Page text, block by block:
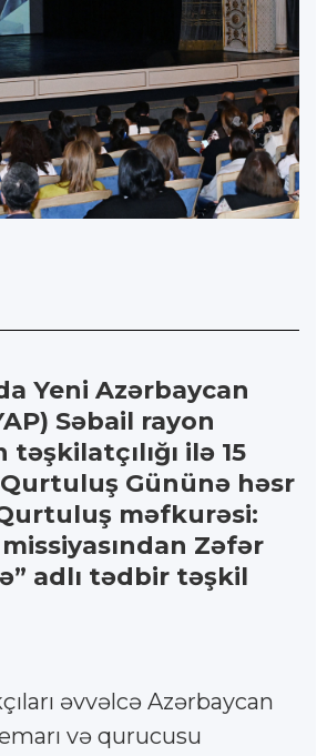
Yeni Azərbaycan
Səbail rayon
təşkilatçılığı ilə 15
Gününə həsr
məfkurəsi:
Zəfər
adlı tədbir təşkil
əvvəlcə Azərbaycan
və qurucusu